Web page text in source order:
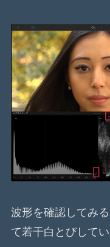
波形を確認してみ
て若干白とびして